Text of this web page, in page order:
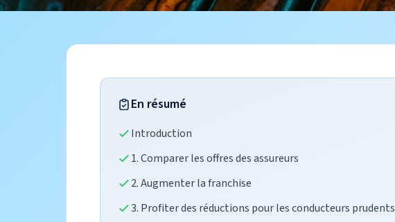
En résumé
Introduction
1. Comparer les offres des assureurs
2. Augmenter la franchise
3. Profiter des réductions pour les conducteurs prudents